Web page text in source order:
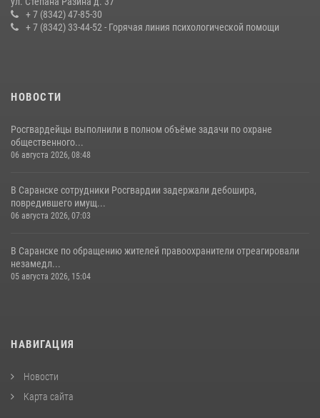
конкурса профмастерства в Саранске
23 июля 2026, 11:54 4
+ 7 (8342) 47-85-30
+ 7 (8342) 33-44-52 - Горячая линия психологической помощи
НОВОСТИ
Росгвардейцы выполнили в полном объёме задачи по охране
общественного...
06 августа 2026, 08:48
В Саранске сотрудники Росгвардии задержали дебошира,
повредившего имущ...
06 августа 2026, 07:03
В Саранске по обращению жителей правоохранители отреагировали
незамедл...
05 августа 2026, 15:04
НАВИГАЦИЯ
Новости
Карта сайта